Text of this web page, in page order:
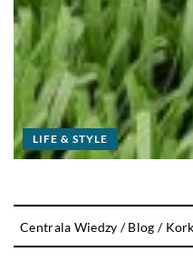
LIFE & STYLE
Centrala Wiedzy /Blog /